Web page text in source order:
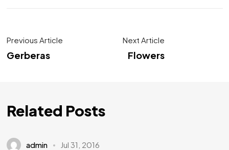
Previous Article
Gerberas
Next Article
Flowers
Related Posts
admin Jul 31, 2016